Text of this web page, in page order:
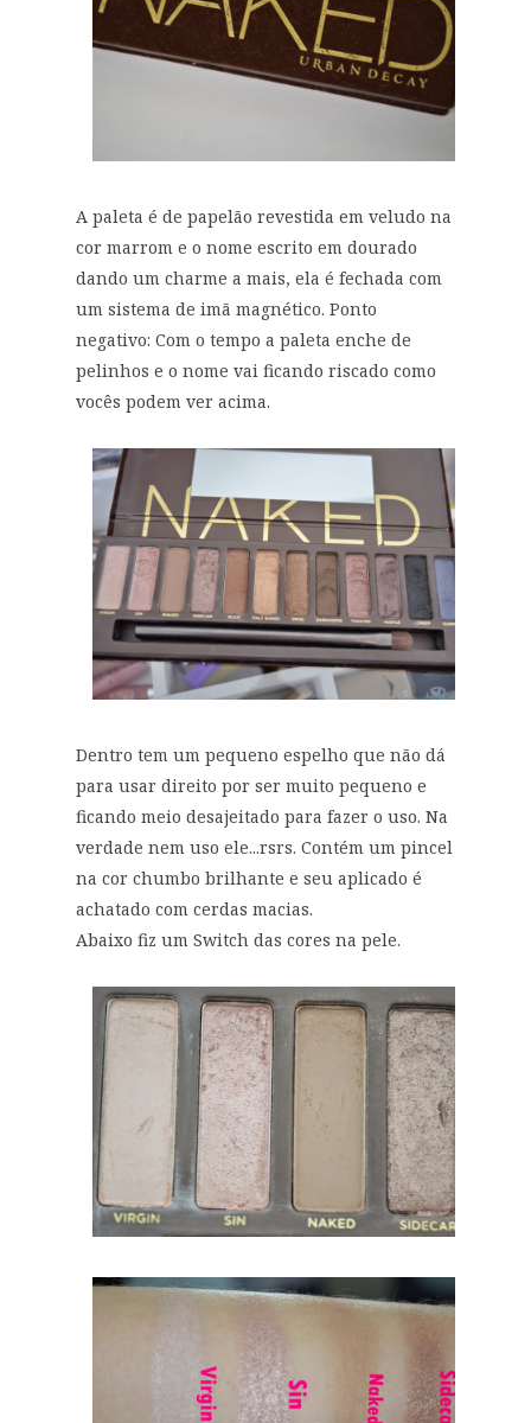
A paleta é de papelão revestida em veludo na
cor marrom e o nome escrito em dourado
dando um charme a mais, ela é fechada com
um sistema de imã magnético. Ponto
negativo: Com o tempo a paleta enche de
pelinhos e o nome vai ficando riscado como
vocês podem ver acima.
Dentro tem um pequeno espelho que não dá
para usar direito por ser muito pequeno e
ficando meio desajeitado para fazer o uso. Na
verdade nem uso ele...rsrs. Contém um pincel
na cor chumbo brilhante e seu aplicado é
achatado com cerdas macias.
Abaixo fiz um Switch das cores na pele.